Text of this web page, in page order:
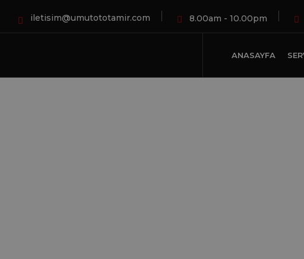
iletisim@umutototamir.com 8.00am - 10.00pm
ANASAYFA